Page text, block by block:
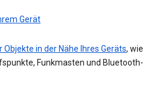
Gerät
in der Nähe Ihres Geräts, wie
Funkmasten und Bluetooth-